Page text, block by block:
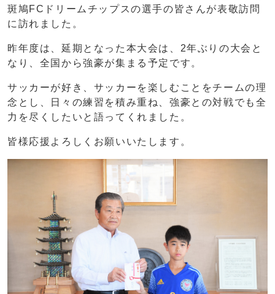
斑鳩FCドリームチップスの選手の皆さんが表敬訪問
に訪れました。
昨年度は、延期となった本大会は、2年ぶりの大会と
なり、全国から強豪が集まる予定です。
サッカーが好き、サッカーを楽しむことをチームの理
念とし、日々の練習を積み重ね、強豪との対戦でも全
力を尽くしたいと語ってくれました。
皆様応援よろしくお願いいたします。